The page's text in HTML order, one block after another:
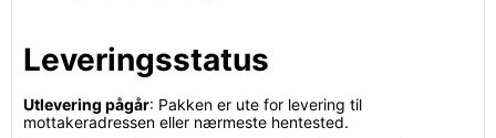
Leveringsstatus
Utlevering pågår: Pakken er ute for levering til
mottakeradressen eller nærmeste hentested.